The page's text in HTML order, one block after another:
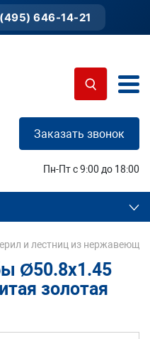
646-14-21
Заказать звонок
Пн-Пт с 9:00 до 18:00
и лестниц из
Ø50.8х1.45
золотая